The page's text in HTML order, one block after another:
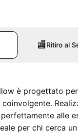
🏬Ritiro al
è progettato
alle
per chi cerca